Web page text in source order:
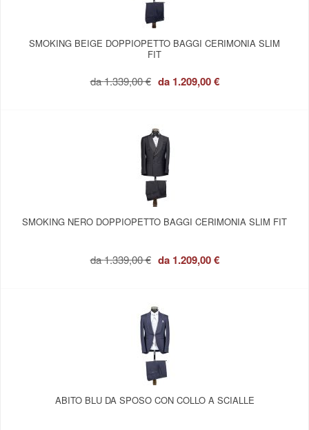
SMOKING BEIGE DOPPIOPETTO BAGGI CERIMONIA SLIM
FIT
da1.339,00 € da 1.209,00 €
SMOKING NERO DOPPIOPETTO BAGGI CERIMONIA SLIM FIT
da1.339,00 € da 1.209,00 €
ABITO BLU DA SPOSO CON COLLO A SCIALLE